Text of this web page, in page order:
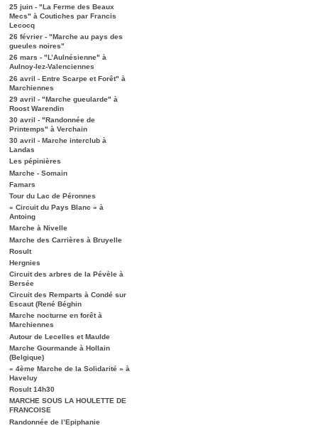
25 juin - "La Ferme des Beaux
Mecs" à Coutiches par Francis
Lecocq
26 février - "Marche au pays des
gueules noires"
26 mars - "L’Aulnésienne" à
Aulnoy-lez-Valenciennes
26 avril - Entre Scarpe et Forêt" à
Marchiennes
29 avril - "Marche gueularde" à
Roost Warendin
30 avril - "Randonnée de
Printemps" à Verchain
30 avril - Marche interclub à
Landas
Les pépinières
Marche - Somain
Famars
Tour du Lac de Péronnes
« Circuit du Pays Blanc » à
Antoing
Marche à Nivelle
Marche des Carrières à Bruyelle
Rosult
Hergnies
Circuit des arbres de la Pévèle à
Bersée
Circuit des Remparts à Condé sur
Escaut (René Béghin
Marche nocturne en forêt à
Marchiennes
Autour de Lecelles et Maulde
Marche Gourmande à Hollain
(Belgique)
« 4ème Marche de la Solidarité » à
Haveluy
Rosult 14h30
MARCHE SOUS LA HOULETTE DE
FRANCOISE
Randonnée de l’Epiphanie